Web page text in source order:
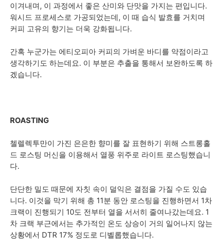
이겨내며, 이 과정에서 좋은 산미와 단맛을 가지는 편입니다.
워시드 프로세스로 가공되었는데, 이 때 습식 발효를 거치며
커피 고유의 향기는 더욱 강화됩니다.
간혹 누군가는 에티오피아 커피의 가벼운 바디를 약점이라고
생각하기도 하는데요. 이 부분은 추출을 통해서 보완하도록 하
겠습니다.
ROASTING
첼렐렉투만이 가진 은은한 향미를 잘 표현하기 위해 스트롱홀
드 로스팅 머신을 이용해서 열풍 위주로 라이트 로스팅했습니
다.
단단한 밀도 때문에 자칫 속이 덜익은 결점을 가질 수도 있습
니다. 이것을 막기 위해 총 11분 동안 로스팅을 진행하면서 1차
크랙이 진행되기 10도 전부터 열을 서서히 줄여나갔는데요. 1
차 크랙 부근에서는 추가적인 온도 상승이 거의 일어나지 않는
상황에서 DTR 17% 정도로 디벨롭했습니다.